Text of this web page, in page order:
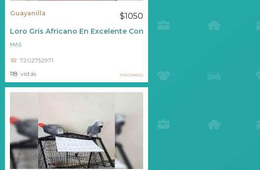
Guayanilla $1050
Loro Gris Africano En Excelente Condición ????
7202752971
MAS
118 vistas PR62058222